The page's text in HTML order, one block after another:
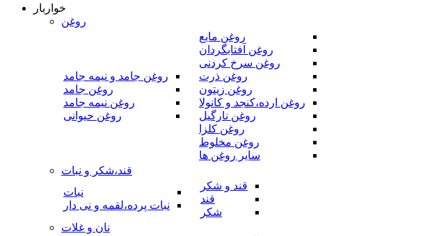
خواربار
روغن
روغن مایع
روغن آفتابگردان
روغن سرخ کردنی
روغن ذرت
روغن زیتون
روغن ارده،کنجد و کانولا
روغن نارگیل
روغن کلزا
روغن مخلوط
سایر روغن ها
روغن جامد و نیمه جامد
روغن جامد
روغن نیمه جامد
روغن حیوانی
قند،شکر و نبات
قند و شکر
قند
شکر
نبات
نبات پرده،لقمه و نی دار
نان و غلات